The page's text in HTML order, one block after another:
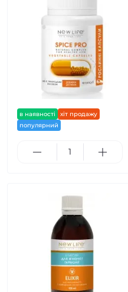
в наявності
хіт продажу
популярний